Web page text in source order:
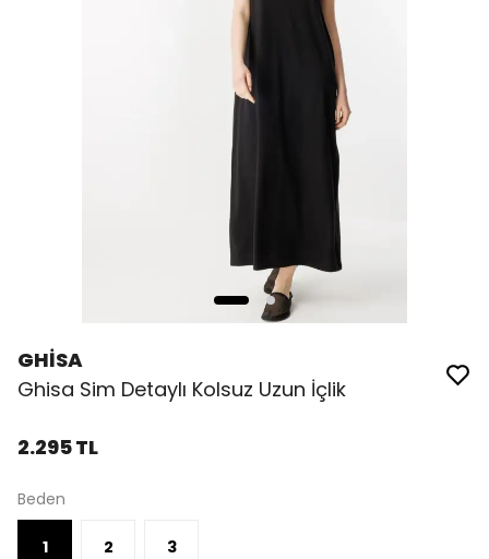
GHİSA
Ghisa Sim Detaylı Kolsuz Uzun İçlik
2.295 TL
Beden
1 2 3